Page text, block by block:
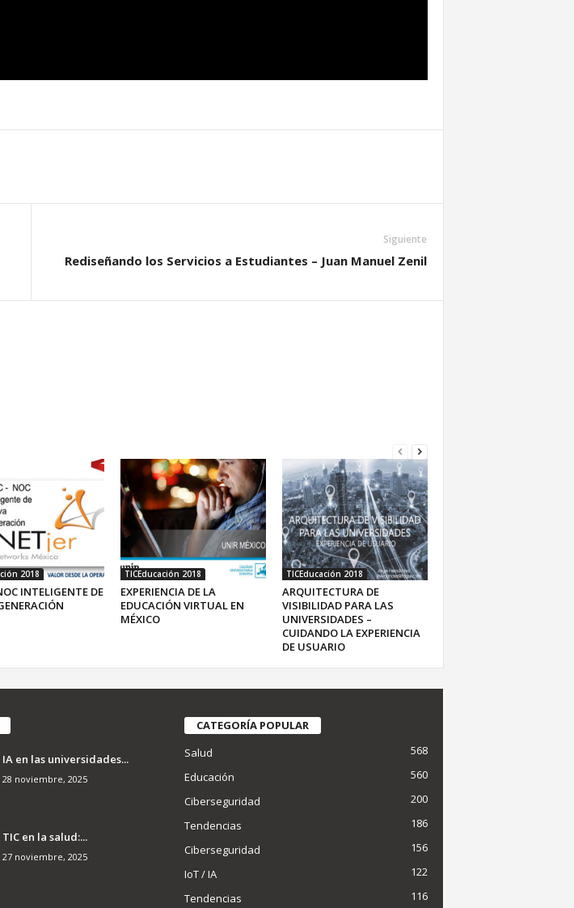
Siguiente
Rediseñando los Servicios a Estudiantes – Juan Manuel Zenil
2018
INTELIGENTE DE
TICEducación 2018
EXPERIENCIA DE LA
EDUCACIÓN VIRTUAL EN
MÉXICO
TICEducación 2018
ARQUITECTURA DE
VISIBILIDAD PARA LAS
UNIVERSIDADES –
CUIDANDO LA EXPERIENCIA
DE USUARIO
IA en las universidades...
28 noviembre, 2025
TIC en la salud:...
27 noviembre, 2025
CATEGORÍA POPULAR
Salud
568
Educación
560
Ciberseguridad
200
Tendencias
186
Ciberseguridad
156
IoT / IA
122
Tendencias
116